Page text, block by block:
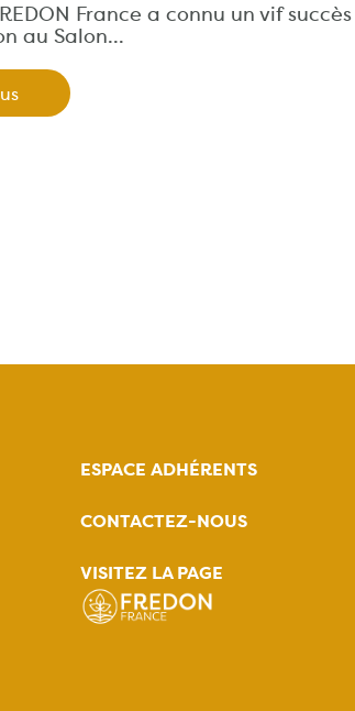
France a connu un vif
au Salon…
ESPACE ADHÉRENTS
CONTACTEZ-NOUS
VISITEZ LA PAGE